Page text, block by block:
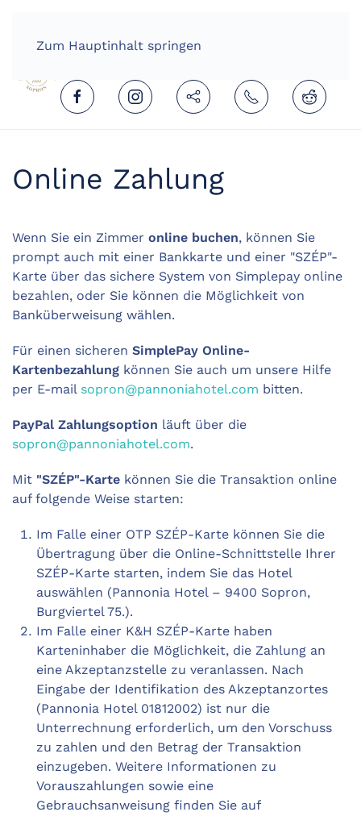
Zum Hauptinhalt springen
Online Zahlung
Wenn Sie ein Zimmer online buchen, können Sie
prompt auch mit einer Bankkarte und einer "SZÉP"-
Karte über das sichere System von Simplepay online
bezahlen, oder Sie können die Möglichkeit von
Banküberweisung wählen.
Für einen sicheren SimplePay Online-
Kartenbezahlung können Sie auch um unsere Hilfe
per E-mail sopron@pannoniahotel.com bitten.
PayPal Zahlungsoption läuft über die
sopron@pannoniahotel.com.
Mit "SZÉP"-Karte können Sie die Transaktion online
auf folgende Weise starten:
Im Falle einer OTP SZÉP-Karte können Sie die
Übertragung über die Online-Schnittstelle Ihrer
SZÉP-Karte starten, indem Sie das Hotel
auswählen (Pannonia Hotel – 9400 Sopron,
Burgviertel 75.).
Im Falle einer K&H SZÉP-Karte haben
Karteninhaber die Möglichkeit, die Zahlung an
eine Akzeptanzstelle zu veranlassen. Nach
Eingabe der Identifikation des Akzeptanzortes
(Pannonia Hotel 01812002) ist nur die
Unterrechnung erforderlich, um den Vorschuss
zu zahlen und den Betrag der Transaktion
einzugeben. Weitere Informationen zu
Vorauszahlungen sowie eine
Gebrauchsanweisung finden Sie auf